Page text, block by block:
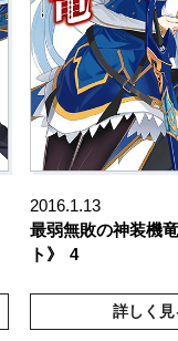
2016.1.13
最弱無敗の神装機
ト》
4
詳しく見